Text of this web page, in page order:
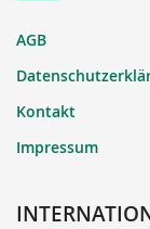
AGB
Kontakt
Impressum